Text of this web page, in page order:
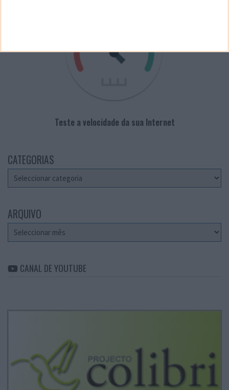
Teste a velocidade da sua Internet
CATEGORIAS
Categorias
ARQUIVO
Arquivo
CANAL DE YOUTUBE